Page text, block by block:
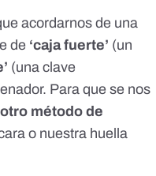
acordarnos de una
de ‘caja fuerte’ (un
(una clave
Para que se nos
método de
o nuestra huella